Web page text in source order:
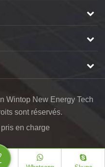
Wintop New Energy Tech
sont réservés.
en charge